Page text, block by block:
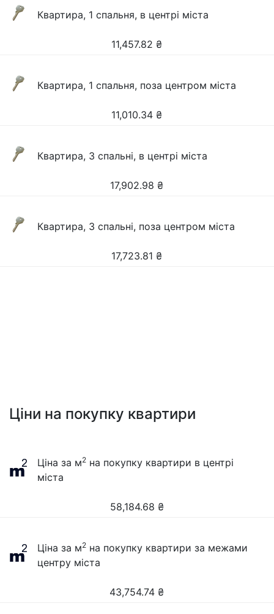
Квартира, 1 спальня, в центрі міста
11,457.82 ₴
Квартира, 1 спальня, поза центром міста
11,010.34 ₴
Квартира, 3 спальні, в центрі міста
17,902.98 ₴
Квартира, 3 спальні, поза центром міста
17,723.81 ₴
Ціни на покупку квартири
Ціна за м2 на покупку квартири в центрі
міста
58,184.68 ₴
Ціна за м2 на покупку квартири за межами
центру міста
43,754.74 ₴